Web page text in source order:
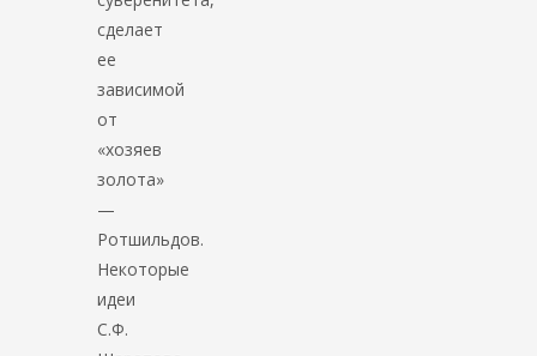
сделает
ее
зависимой
от
«хозяев
золота»
—
Ротшильдов.
Некоторые
идеи
С.Ф.